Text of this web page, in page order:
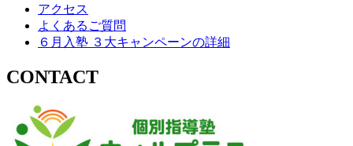
アクセス
よくあるご質問
６月入塾 ３大キャンペーンの詳細
CONTACT